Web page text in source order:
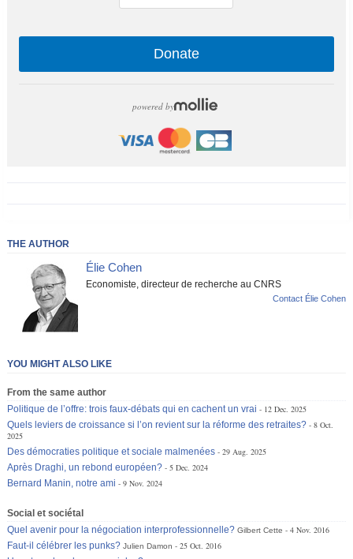
Donate
powered by
THE AUTHOR
Élie Cohen
Economiste, directeur de recherche au CNRS
Contact Élie Cohen
YOU MIGHT ALSO LIKE
From the same author
Politique de l’offre: trois faux-débats qui en cachent un vrai
12 Dec. 2025
Quels leviers de croissance si l’on revient sur la réforme des retraites?
8 Oct.
2025
Des démocraties politique et sociale malmenées
29 Aug. 2025
Après Draghi, un rebond européen?
5 Dec. 2024
Bernard Manin, notre ami
9 Nov. 2024
Social et sociétal
Quel avenir pour la négociation interprofessionnelle? Gilbert Cette
4 Nov. 2016
Faut-il célébrer les punks? Julien Damon
25 Oct. 2016